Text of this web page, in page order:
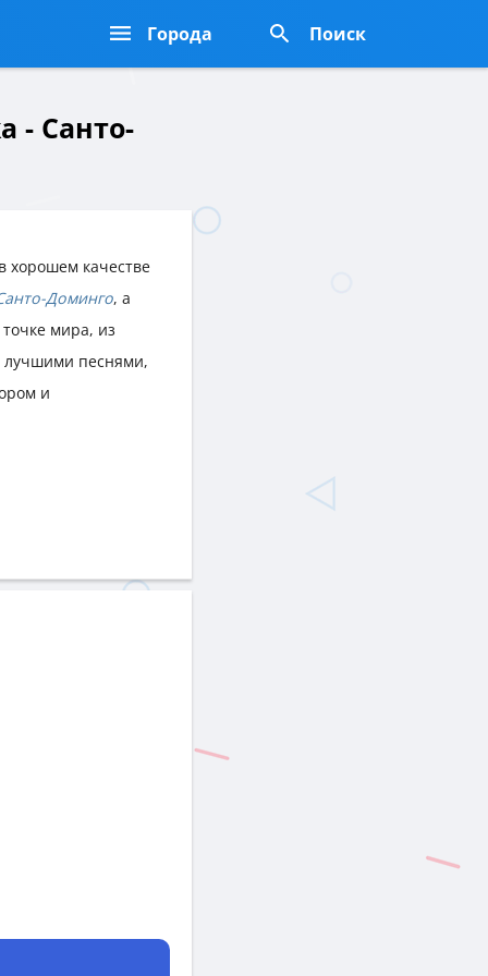
Города Поиск
- Санто-
качестве
Доминго, а
мира, из
лучшими песнями,
и